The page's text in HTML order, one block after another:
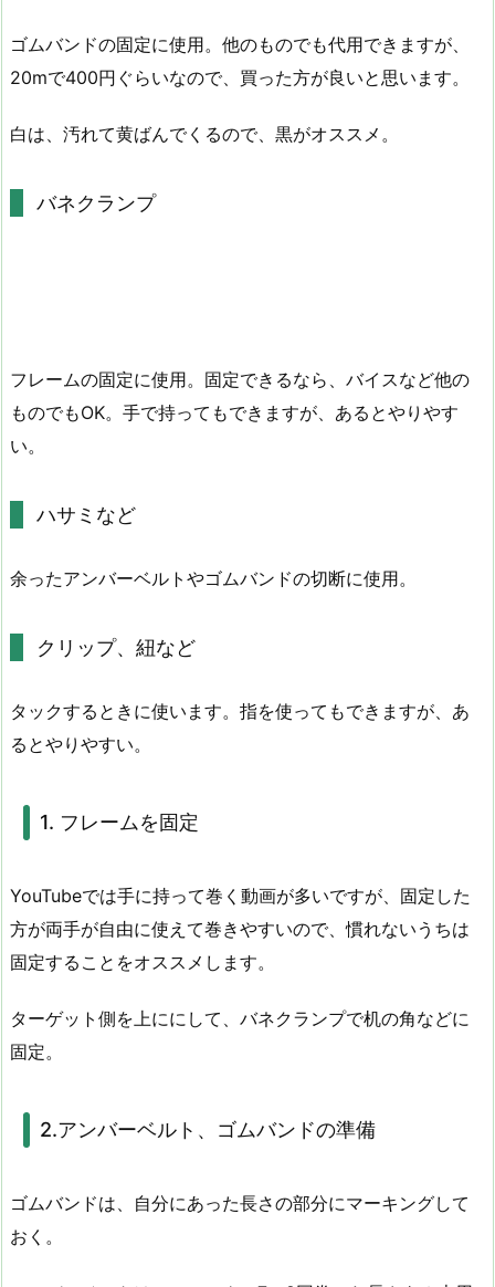
ゴムバンドの固定に使用。他のものでも代用できますが、
20mで400円ぐらいなので、買った方が良いと思います。
白は、汚れて黄ばんでくるので、黒がオススメ。
バネクランプ
フレームの固定に使用。固定できるなら、バイスなど他の
ものでもOK。手で持ってもできますが、あるとやりやす
い。
ハサミなど
余ったアンバーベルトやゴムバンドの切断に使用。
クリップ、紐など
タックするときに使います。指を使ってもできますが、あ
るとやりやすい。
1. フレームを固定
YouTubeでは手に持って巻く動画が多いですが、固定した
方が両手が自由に使えて巻きやすいので、慣れないうちは
固定することをオススメします。
ターゲット側を上ににして、バネクランプで机の角などに
固定。
2.アンバーベルト、ゴムバンドの準備
ゴムバンドは、自分にあった長さの部分にマーキングして
おく。